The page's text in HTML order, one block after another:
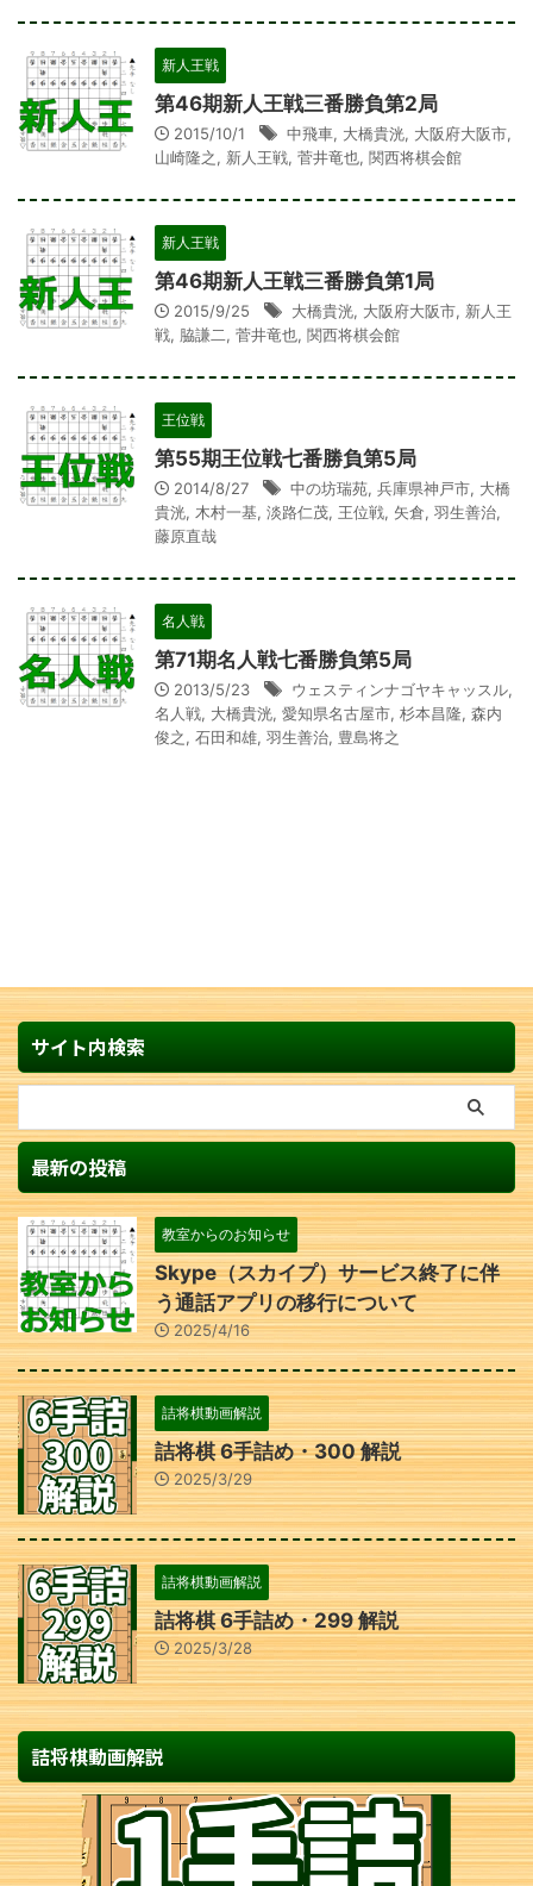
新人王戦
第46期新人王戦三番勝負第2局
2015/10/1 中飛車, 大橋貴洸, 大阪府大阪市,
山崎隆之, 新人王戦, 菅井竜也, 関西将棋会館
新人王戦
第46期新人王戦三番勝負第1局
2015/9/25 大橋貴洸, 大阪府大阪市, 新人王
戦, 脇謙二, 菅井竜也, 関西将棋会館
王位戦
第55期王位戦七番勝負第5局
2014/8/27 中の坊瑞苑, 兵庫県神戸市, 大橋
貴洸, 木村一基, 淡路仁茂, 王位戦, 矢倉, 羽生善治,
藤原直哉
名人戦
第71期名人戦七番勝負第5局
2013/5/23 ウェスティンナゴヤキャッスル,
名人戦, 大橋貴洸, 愛知県名古屋市, 杉本昌隆, 森内
俊之, 石田和雄, 羽生善治, 豊島将之
サイト内検索
最新の投稿
教室からのお知らせ
Skype（スカイプ）サービス終了に伴
う通話アプリの移行について
2025/4/16
詰将棋動画解説
詰将棋 6手詰め・300 解説
2025/3/29
詰将棋動画解説
詰将棋 6手詰め・299 解説
2025/3/28
詰将棋動画解説